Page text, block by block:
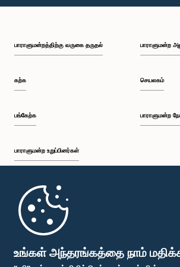
உங்கள் அந்தரங்கத்தை நாம்
பி.ப. 1:10 - பி.ப. 1:19
பி.ப. 1:34 - பி.ப. 1:55
பி.ப. 2:06 - பி.ப. 2:16
பாராளுமன்றத்திற்கு வருகை தருதல்
கற்க
பங்கேற்க
பாராளுமன்ற உறுப்பினர்கள்
முதற்பக்கம்
பாராளுமன்ற
செயலகம்
பாராளுமன்ற
பாராளுமன்ற கையடக்க செயலி